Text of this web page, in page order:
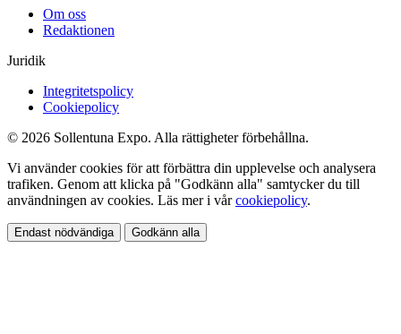
Om oss
Redaktionen
Juridik
Integritetspolicy
Cookiepolicy
© 2026 Sollentuna Expo. Alla rättigheter förbehållna.
Vi använder cookies för att förbättra din upplevelse och analysera
trafiken. Genom att klicka på "Godkänn alla" samtycker du till
användningen av cookies. Läs mer i vårcookiepolicy.
Endast nödvändiga Godkänn alla